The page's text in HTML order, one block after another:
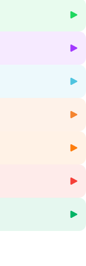
d'influence et de
appelle un
que chacun voit
finissent par
investie avec six
là où d'autres
courage de choisir